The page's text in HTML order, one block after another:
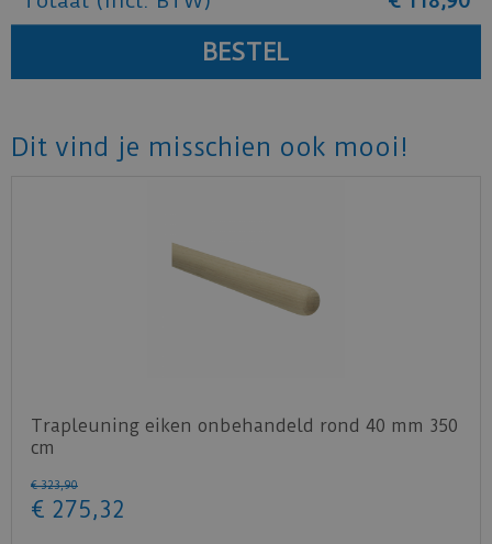
Dit vind je misschien ook mooi!
Trapleuning eiken onbehandeld rond 40 mm 350
cm
€ 323,90
€ 275,32